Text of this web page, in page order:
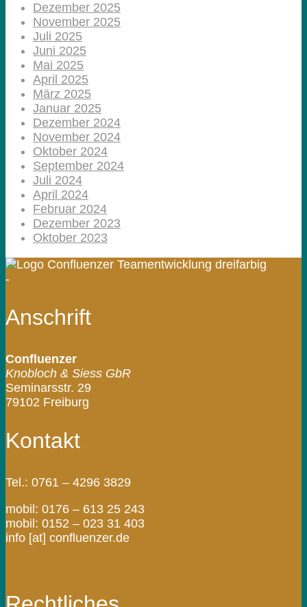
Dezember 2025
November 2025
Juli 2025
Juni 2025
Mai 2025
April 2025
März 2025
Januar 2025
Dezember 2024
November 2024
Oktober 2024
September 2024
Juli 2024
April 2024
Februar 2024
Dezember 2023
Oktober 2023
Anschrift
Confluenzer
Knobloch & Siess GbR
Seminarsstr. 29
79102 Freiburg
Kontakt
Tel.: 0761 – 4296 3829
mobil: 0176 – 613 25 243
mobil: 0152 – 023 31 403
info [at] confluenzer.de